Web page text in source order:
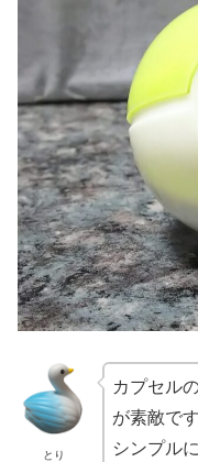
とり
カプセル
が素敵です
シンプル